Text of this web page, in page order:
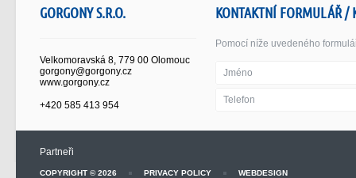
GORGONY S.R.O.
Velkomoravská 8, 779 00 Olomouc
gorgony@gorgony.cz
www.gorgony.cz
+420 585 413 954
KONTAKTNÍ FORMULÁŘ /
Pomocí níže uvedeného
Partneři
COPYRIGHT © 2026 PRIVACY POLICY WEBDESIGN